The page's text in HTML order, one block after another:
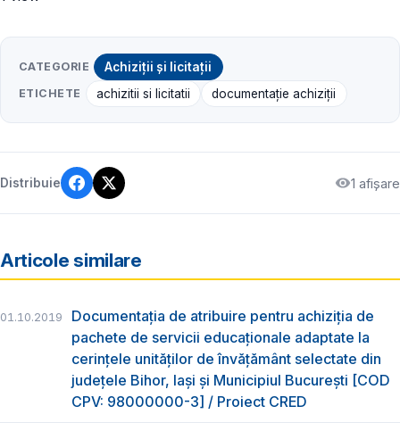
CATEGORIE Achiziții și licitații
ETICHETE achizitii si licitatii documentație achiziții
Distribuie 1 afișare
Articole similare
01.10.2019
Documentația de atribuire pentru achiziția de
pachete de servicii educaționale adaptate la
cerințele unităților de învățământ selectate din
județele Bihor, Iași și Municipiul București [COD
CPV: 98000000-3] / Proiect CRED